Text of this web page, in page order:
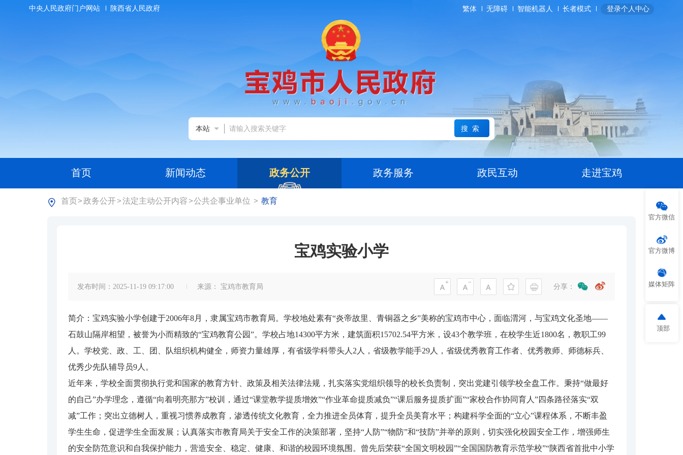
中央人民政府门户网站 陕西省人民政府 繁体 无障碍 智能机器人 长者模式 登录个人中心
本站 搜索
首页 新闻动态 政务公开 政务服务 政民互动 走进宝鸡
官方微信
官方微博
媒体矩阵
顶部
首页>政务公开>法定主动公开内容>公共企事业单位 > 教育
宝鸡实验小学
发布时间：2025-11-19 09:17:00 来源： 宝鸡市教育局 分享：
简介：宝鸡实验小学创建于2006年8月，隶属宝鸡市教育局。学校地处素有“炎帝故里、青铜器之乡”美称的宝鸡市中心，面临渭河，与宝鸡文化圣地——
石鼓山隔岸相望，被誉为小而精致的“宝鸡教育公园”。学校占地14300平方米，建筑面积15702.54平方米，设43个教学班，在校学生近1800名，教职工99
人。学校党、政、工、团、队组织机构健全，师资力量雄厚，有省级学科带头人2人，省级教学能手29人，省级优秀教育工作者、优秀教师、师德标兵、
优秀少先队辅导员9人。
近年来，学校全面贯彻执行党和国家的教育方针、政策及相关法律法规，扎实落实党组织领导的校长负责制，突出党建引领学校全盘工作。秉持“做最好
的自己”办学理念，遵循“向着明亮那方”校训，通过“课堂教学提质增效”“作业革命提质减负”“课后服务提质扩面”“家校合作协同育人”四条路径落实“双
减”工作；突出立德树人，重视习惯养成教育，渗透传统文化教育，全力推进全员体育，提升全员美育水平；构建科学全面的“立心”课程体系，不断丰盈
学生生命，促进学生全面发展；认真落实市教育局关于安全工作的决策部署，坚持“人防”“物防”和“技防”并举的原则，切实强化校园安全工作，增强师生
的安全防范意识和自我保护能力，营造安全、稳定、健康、和谐的校园环境氛围。曾先后荣获“全国文明校园”“全国国防教育示范学校”“陕西省首批中小学